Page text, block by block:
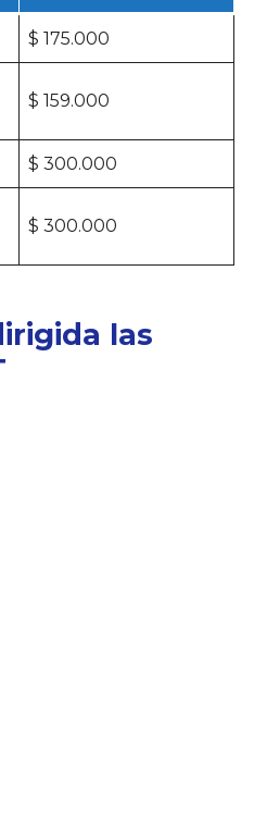
$ 175.000
$ 159.000
$ 300.000
$ 300.000
las